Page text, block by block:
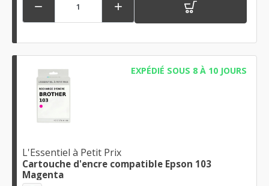
 
EXPÉDIÉ SOUS 8 À 10 JOURS
L'Essentiel à Petit Prix
Cartouche d'encre compatible Epson 103
Magenta